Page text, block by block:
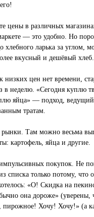
цены в различных
— это удобно. Но
хлебного ларька за углом,
вкусный и дешёвый хлеб.
низких цен нет времени,
в неделю. «Сегодня куплю
яйца» — подход,
тратам.
Там можно весьма
картофель, яйца и другие.
покупок. Не
списка только потому, что
«О! Скидка на
она дороже» (уверены,
Хочу! Хочу!» (а